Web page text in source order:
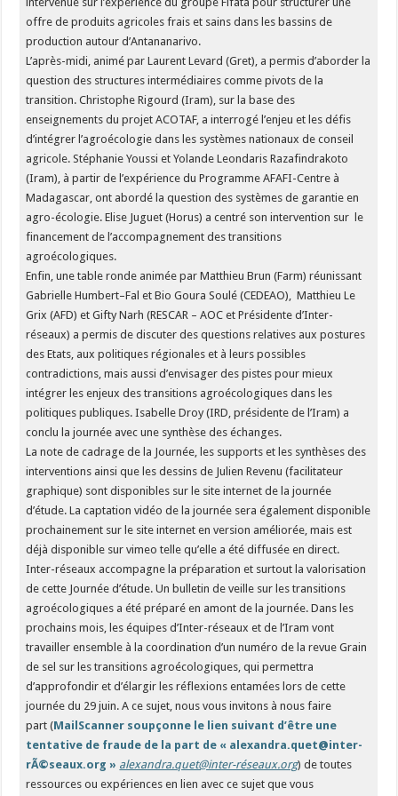
offre de produits agricoles frais et sains dans les bassins de
production autour d’Antananarivo.
L’après-midi, animé par Laurent Levard (Gret), a permis d’aborder la
question des structures intermédiaires comme pivots de la
transition. Christophe Rigourd (Iram), sur la base des
enseignements du projet ACOTAF, a interrogé l’enjeu et les défis
d’intégrer l’agroécologie dans les systèmes nationaux de conseil
agricole. Stéphanie Youssi et Yolande Leondaris Razafindrakoto
(Iram), à partir de l’expérience du Programme AFAFI-Centre à
Madagascar, ont abordé la question des systèmes de garantie en
agro-écologie. Elise Juguet (Horus) a centré son intervention sur le
financement de l’accompagnement des transitions
agroécologiques.
Enfin, une table ronde animée par Matthieu Brun (Farm) réunissant
Gabrielle Humbert–Fal et Bio Goura Soulé (CEDEAO), Matthieu Le
Grix (AFD) et Gifty Narh (RESCAR – AOC et Présidente d’Inter-
réseaux) a permis de discuter des questions relatives aux postures
des Etats, aux politiques régionales et à leurs possibles
contradictions, mais aussi d’envisager des pistes pour mieux
intégrer les enjeux des transitions agroécologiques dans les
politiques publiques. Isabelle Droy (IRD, présidente de l’Iram) a
conclu la journée avec une synthèse des échanges.
La note de cadrage de la Journée, les supports et les synthèses des
interventions ainsi que les dessins de Julien Revenu (facilitateur
graphique) sont disponibles sur le site internet de la journée
d’étude. La captation vidéo de la journée sera également disponible
prochainement sur le site internet en version améliorée, mais est
déjà disponible sur vimeo telle qu’elle a été diffusée en direct.
Inter-réseaux accompagne la préparation et surtout la valorisation
de cette Journée d’étude. Un bulletin de veille sur les transitions
agroécologiques a été préparé en amont de la journée. Dans les
prochains mois, les équipes d’Inter-réseaux et de l’Iram vont
travailler ensemble à la coordination d’un numéro de la revue Grain
de sel sur les transitions agroécologiques, qui permettra
d’approfondir et d’élargir les réflexions entamées lors de cette
journée du 29 juin. A ce sujet, nous vous invitons à nous faire
part (MailScanner soupçonne le lien suivant d’être une
tentative de fraude de la part de « alexandra.quet@inter-
rÃ©seaux.org » alexandra.quet@inter-réseaux.org) de toutes
ressources ou expériences en lien avec ce sujet que vous